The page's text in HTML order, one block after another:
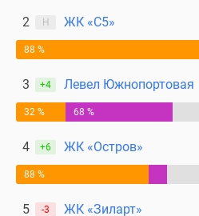
2 Н ЖК «С5»
88 %
3 +4 Левел Южнопортовая
32 % 68 %
4 +6 ЖК «Остров»
88 %
5 -3 ЖК «Зиларт»